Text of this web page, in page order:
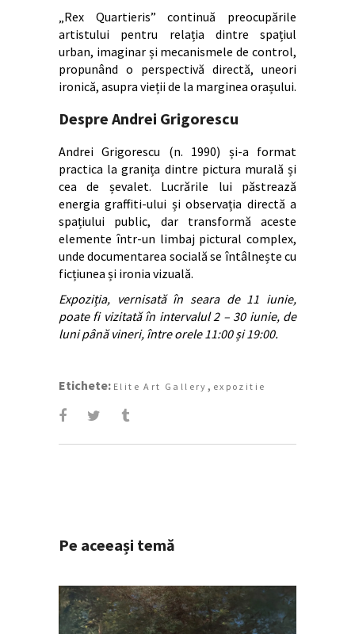
„Rex Quartieris” continuă preocupările
artistului pentru relația dintre spațiul
urban, imaginar și mecanismele de control,
propunând o perspectivă directă, uneori
ironică, asupra vieții de la marginea orașului.
Despre Andrei Grigorescu
Andrei Grigorescu (n. 1990) și-a format
practica la granița dintre pictura murală și
cea de șevalet. Lucrările lui păstrează
energia graffiti-ului și observația directă a
spațiului public, dar transformă aceste
elemente într-un limbaj pictural complex,
unde documentarea socială se întâlnește cu
ficțiunea și ironia vizuală.
Expoziția, vernisată în seara de 11 iunie,
poate fi vizitată în intervalul 2 – 30 iunie, de
luni până vineri, între orele 11:00 și 19:00.
Etichete: Elite Art Gallery , expozitie
Pe aceeași temă